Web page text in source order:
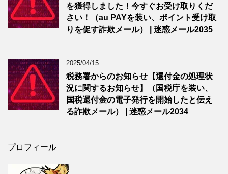
を獲得しました！今すぐお受け取りくだ
さい！（au PAYを装い、ポイント受け取
りを促す詐欺メール） | 迷惑メール2035
2025/04/15
税務署からのお知らせ【還付金の処理状
況に関するお知らせ】（国税庁を装い、
国税還付金の電子発行を開始したと伝え
る詐欺メール） | 迷惑メール2034
プロフィール